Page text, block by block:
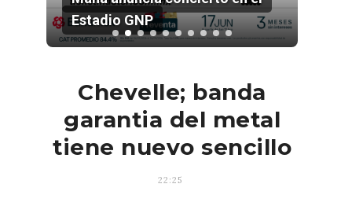
Estadio GNP
Chevelle; banda
garantia del metal
tiene nuevo sencillo
22:25